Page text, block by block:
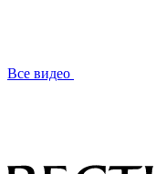
Все видео